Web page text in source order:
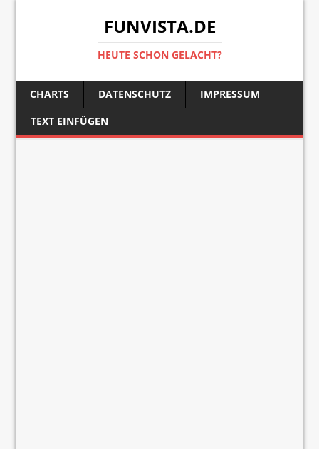
FUNVISTA.DE
HEUTE SCHON GELACHT?
CHARTS DATENSCHUTZ
IMPRESSUM
TEXT EINFÜGEN